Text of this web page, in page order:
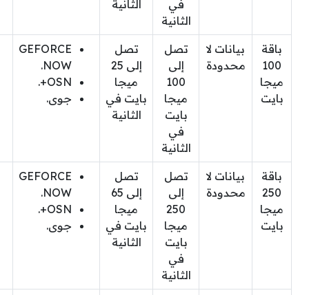
في
الثانية
الثانية
باقة
100
ميجا
بايت
بيانات لا
محدودة
تصل
إلى
100
ميجا
بايت
في
الثانية
تصل
إلى 25
ميجا
بايت في
الثانية
GEFORCE
NOW.
OSN+.
جوى.
باقة
250
ميجا
بايت
بيانات لا
محدودة
تصل
إلى
250
ميجا
بايت
في
الثانية
تصل
إلى 65
ميجا
بايت في
الثانية
GEFORCE
NOW.
OSN+.
جوى.